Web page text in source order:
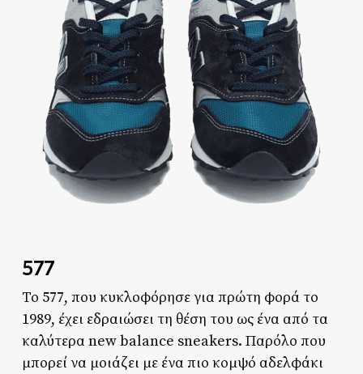
577
Το 577, που κυκλοφόρησε για πρώτη φορά το
1989, έχει εδραιώσει τη θέση του ως ένα από τα
καλύτερα new balance sneakers. Παρόλο που
μπορεί να μοιάζει με ένα πιο κομψό αδελφάκι